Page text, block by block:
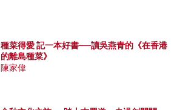
種菜得愛 記一本好書──讀吳燕青的《在香港
的離島種菜》
陳家偉